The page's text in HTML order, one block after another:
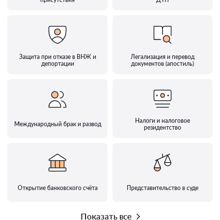
Защита при отказе в ВНЖ и
депортации
Легализация и перевод
документов (апостиль)
Международный брак и развод
Налоги и налоговое
резидентство
Открытие банковского счёта Представительство в суде
Показать все